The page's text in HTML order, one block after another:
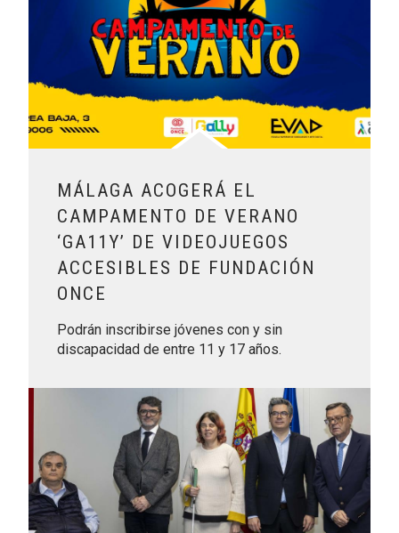
MÁLAGA ACOGERÁ EL
CAMPAMENTO DE VERANO
‘GA11Y’ DE VIDEOJUEGOS
ACCESIBLES DE FUNDACIÓN
ONCE
Podrán inscribirse jóvenes con y sin
discapacidad de entre 11 y 17 años.
Leer más sobre El Gran Premio de España será accesible